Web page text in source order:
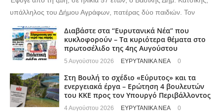
υπάλληλος του Δήμου Αγράφων, πατέρας δύο παιδιών. Τον
Διαβάστε στα “Ευρυτανικά Νέα” που
κυκλοφορούν – Τα κυριότερα θέματα στο
πρωτοσέλιδο της 4ης Αυγούστου
5 Αυγούστου 2026 ΕΥΡΥΤΑΝΙΚΑ ΝΕΑ 0
Στη Βουλή το σχέδιο «Εύρυτος» και τα
ενεργειακά έργα – Ερώτηση 4 βουλευτών
του ΚΚΕ προς τον Υπουργό Περιβάλλοντος
4 Αυγούστου 2026 ΕΥΡΥΤΑΝΙΚΑ ΝΕΑ 0